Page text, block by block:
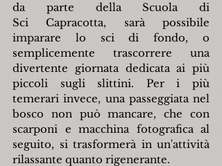
da parte della Scuola di
Sci Capracotta, sarà possibile
imparare lo sci di fondo, o
semplicemente trascorrere una
divertente giornata dedicata ai più
piccoli sugli slittini. Per i più
temerari invece, una passeggiata nel
bosco non può mancare, che con
scarponi e macchina fotografica al
seguito, si trasformerà in un'attività
rilassante quanto rigenerante.